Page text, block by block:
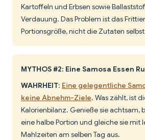
Kartoffeln und Erbsen sowie
Verdauung. Das Problem ist das
Portionsgröße, nicht die Zutaten
MYTHOS #2: Eine Samosa Essen
WAHRHEIT: Eine gelegentliche
keine Abnehm-Ziele. Was zählt, ist
Kalorienbilanz. Genieße sie achtsam,
eine halbe Portion und gleiche sie mit
Mahlzeiten am selben Tag aus.